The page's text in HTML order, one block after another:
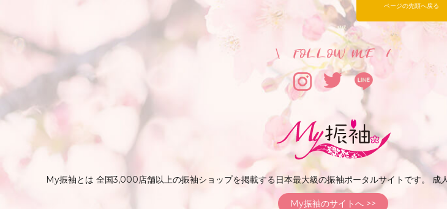
ページの先頭へ戻る
My振袖とは 全国3,000店舗以上の振袖ショップを掲載する日本最大級の振袖ポータルサイトです。
My振袖のサイトへ >>